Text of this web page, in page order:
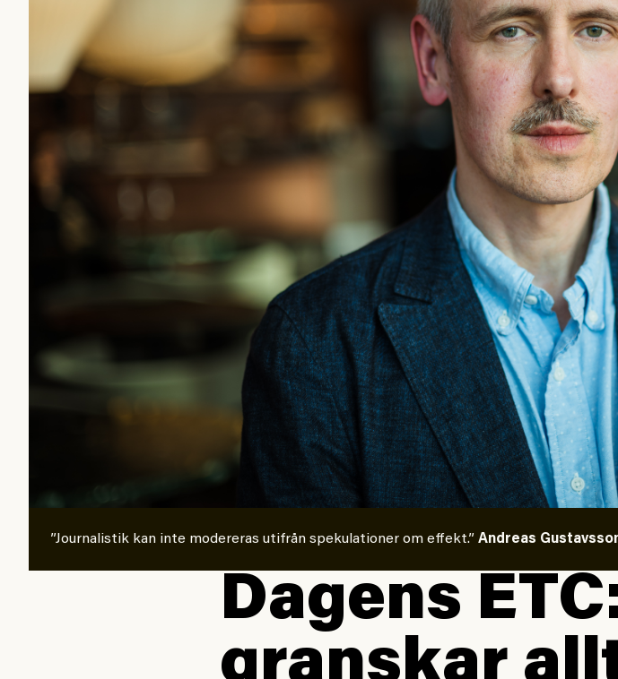
”Journalistik kan inte modereras utifrån spekulationer om effekt.” Andreas
Dagens